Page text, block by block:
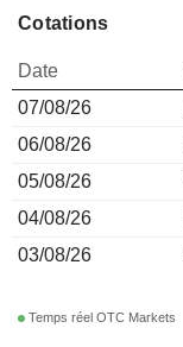
Cotations
Date
07/08/26
06/08/26
05/08/26
04/08/26
03/08/26
Temps réel OTC Markets